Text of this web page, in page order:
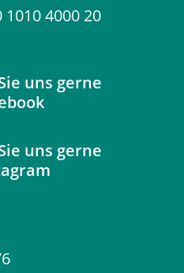
1010 4000 20
uns gerne
uns gerne